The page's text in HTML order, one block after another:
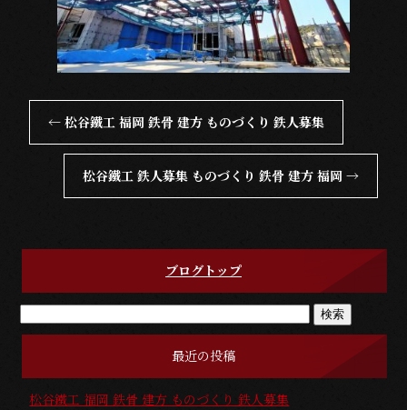
← 松谷鐵工 福岡 鉄骨 建方 ものづくり 鉄人募集
松谷鐵工 鉄人募集 ものづくり 鉄骨 建方 福岡 →
ブログトップ
最近の投稿
松谷鐵工 福岡 鉄骨 建方 ものづくり 鉄人募集